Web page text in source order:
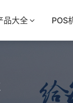
品大全 POS